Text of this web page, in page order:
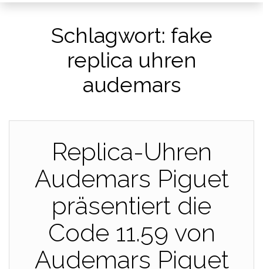
Schlagwort: fake
replica uhren
audemars
Replica-Uhren
Audemars Piguet
präsentiert die
Code 11.59 von
Audemars Piguet